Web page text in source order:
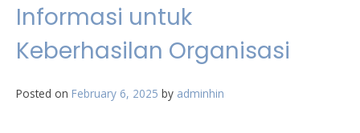
Informasi untuk
Keberhasilan Organisasi
Posted on February 6, 2025 by adminhin